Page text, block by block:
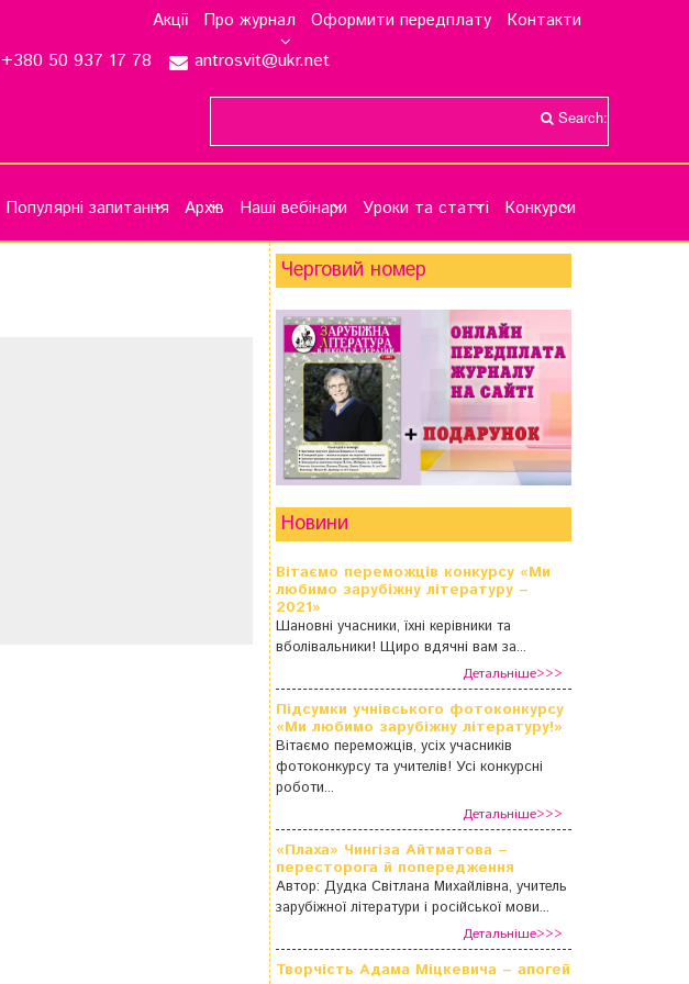
Акції Про журнал Оформити передплату Контакти
+380 50 937 17 78 antrosvit@ukr.net
Search:
Популярні запитання Архів Наші вебінари Уроки та статті Конкурси
Черговий номер
Новини
Вітаємо переможців конкурсу «Ми
любимо зарубіжну літературу –
2021»
Шановні учасники, їхні керівники та
вболівальники! Щиро вдячні вам за...
Детальніше>>>
Підсумки учнівського фотоконкурсу
«Ми любимо зарубіжну літературу!»
Вітаємо переможців, усіх учасників
фотоконкурсу та учителів! Усі конкурсні
роботи...
Детальніше>>>
«Плаха» Чингіза Айтматова –
пересторога й попередження
Автор: Дудка Світлана Михайлівна, учитель
зарубіжної літератури і російської мови...
Детальніше>>>
Творчість Адама Міцкевича – апогей